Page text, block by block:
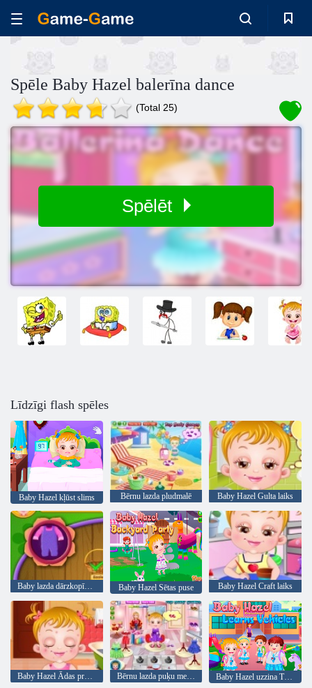
Spēle Baby Hazel balerīna dance
(Total 25)
Spēlēt
Līdzīgi flash spēles
Baby Hazel kļūst slims Bērnu lazda pludmalē Baby Hazel Gulta laiks
Baby lazda dārzkopība laiks Baby Hazel Sētas puse Baby Hazel Craft laiks
Baby Hazel Ādas problēmas Bērnu lazda puķu meitene Baby Hazel uzzina Transportlīdzekļi